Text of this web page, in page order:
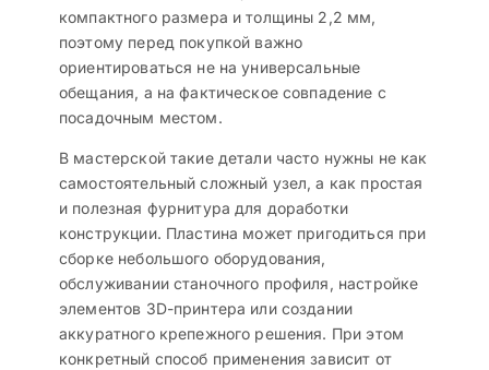
компактного размера и толщины 2,2 мм,
поэтому перед покупкой важно
ориентироваться не на универсальные
обещания, а на фактическое совпадение с
посадочным местом.
В мастерской такие детали часто нужны не как
самостоятельный сложный узел, а как простая
и полезная фурнитура для доработки
конструкции. Пластина может пригодиться при
сборке небольшого оборудования,
обслуживании станочного профиля, настройке
элементов 3D-принтера или создании
аккуратного крепежного решения. При этом
конкретный способ применения зависит от